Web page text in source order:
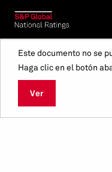
Este documento no se
Haga clic en el botón
Ver